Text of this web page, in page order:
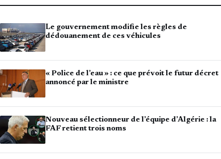
Le gouvernement modifie les règles de
dédouanement de ces véhicules
« Police de l’eau » : ce que prévoit le futur décret
annoncé par le ministre
Nouveau sélectionneur de l’équipe d’Algérie : la
FAF retient trois noms